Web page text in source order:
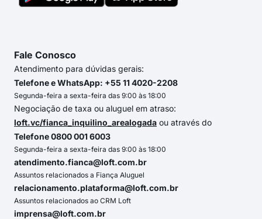
Fale Conosco
Atendimento para dúvidas gerais:
Telefone e WhatsApp: +55 11 4020-2208
Segunda-feira a sexta-feira das 9:00 às 18:00
Negociação de taxa ou aluguel em atraso:
loft.vc/fianca_inquilino_arealogada ou através do
Telefone 0800 001 6003
Segunda-feira a sexta-feira das 9:00 às 18:00
atendimento.fianca@loft.com.br
Assuntos relacionados a Fiança Aluguel
relacionamento.plataforma@loft.com.br
Assuntos relacionados ao CRM Loft
imprensa@loft.com.br